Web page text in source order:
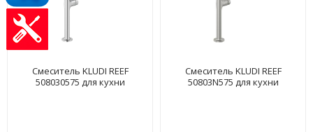
Смеситель KLUDI REEF
508030575 для кухни
Смеситель KLUDI REEF
50803N575 для кухни